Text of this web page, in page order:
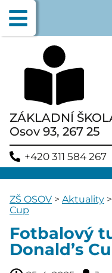
ZÁKLADNÍ
Osov 93, 267 25
+420 311 584 267
ZŠ OSOV > Aktuality >
Cup
Fotbalový
Donald’s